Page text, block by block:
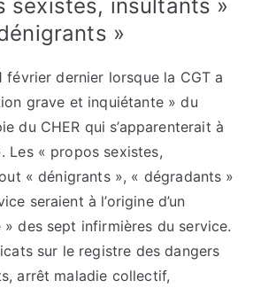
sexistes, insultants »
»
février dernier lorsque la CGT a
grave et inquiétante » du
du CHER qui s’apparenterait à
Les « propos sexistes,
« dénigrants », « dégradants »
seraient à l’origine d’un
des sept infirmières du service.
sur le registre des dangers
arrêt maladie collectif,